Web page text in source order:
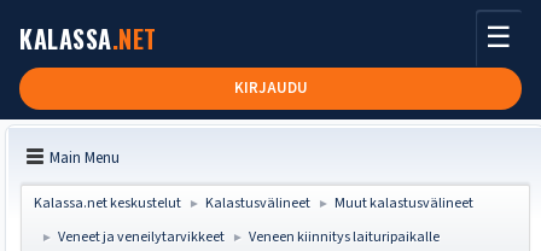
KALASSA.NET
KIRJAUDU
☰
Main Menu
Kalassa.net keskustelut ► Kalastusvälineet ► Muut kalastusvälineet
► Veneet ja veneilytarvikkeet ► Veneen kiinnitys laituripaikalle